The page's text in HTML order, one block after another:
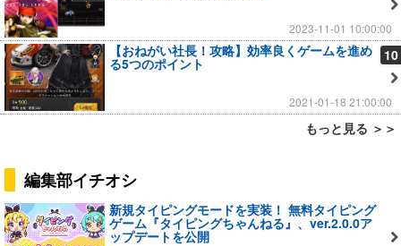
2023-11-01 10:00:00
10
【おねがい社長！攻略】効率良くゲームを進め
る5つのポイント
2021-01-18 21:00:00
もっと見る ＞＞
編集部イチオシ
新規タイピングモードを実装！ 無料タイピング
ゲーム『タイピングちゃんねる』、ver.2.0.0ア
ップデートを公開